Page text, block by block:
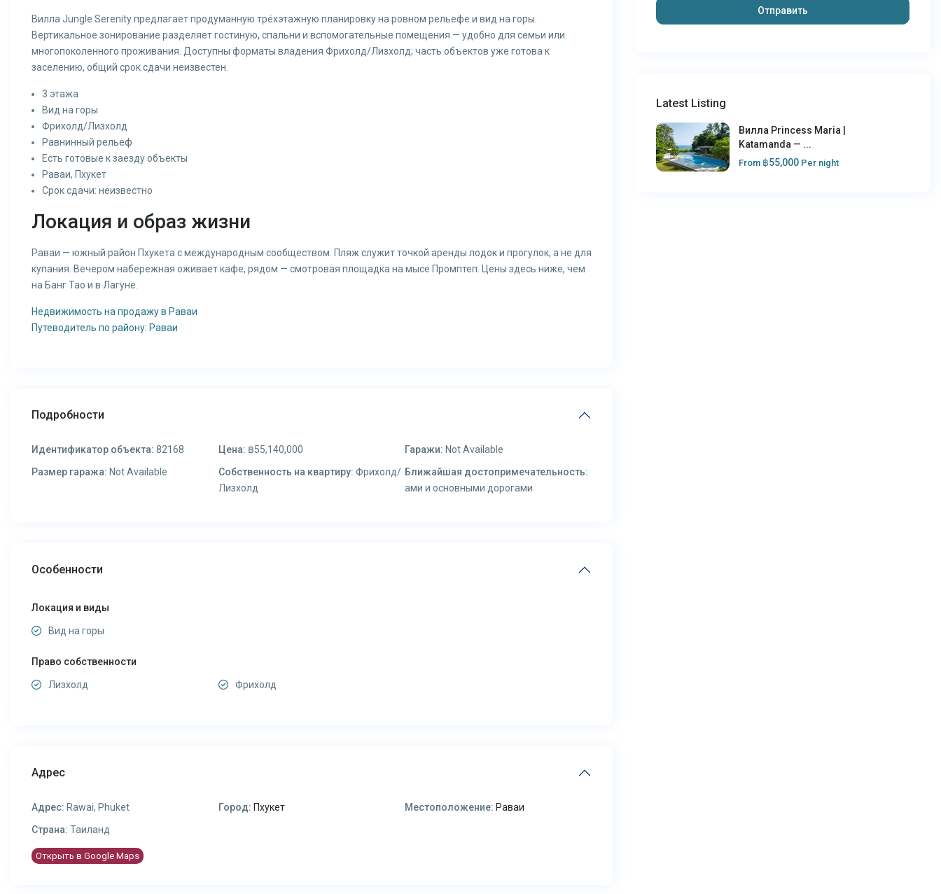
Вилла Jungle Serenity предлагает продуманную трёхэтажную планировку на ровном рельефе и вид на горы.
Вертикальное зонирование разделяет гостиную, спальни и вспомогательные помещения — удобно для семьи или
многопоколенного проживания. Доступны форматы владения Фрихолд/Лизхолд; часть объектов уже готова к
заселению, общий срок сдачи неизвестен.
3 этажа
Вид на горы
Фрихолд/Лизхолд
Равнинный рельеф
Есть готовые к заезду объекты
Раваи, Пхукет
Срок сдачи: неизвестно
Локация и образ жизни
Раваи — южный район Пхукета с международным сообществом. Пляж служит точкой аренды лодок и прогулок, а не для
купания. Вечером набережная оживает кафе, рядом — смотровая площадка на мысе Промптеп. Цены здесь ниже, чем
на Банг Тао и в Лагуне.
Недвижимость на продажу в Раваи
Путеводитель по району: Раваи
Подробности
Идентификатор объекта: 82168 Цена: ฿55,140,000 Гаражи: Not Available
Размер гаража: Not Available Собственность на квартиру: Фрихолд/
Лизхолд
Ближайшая достопримечательность:
ами и основными дорогами
Особенности
Локация и виды
Вид на горы
Право собственности
Лизхолд Фрихолд
Адрес
Адрес: Rawai, Phuket Город: Пхукет Местоположение: Раваи
Страна: Таиланд
Открыть в Google Maps
Latest Listing
Вилла Princess Maria |
Katamanda — ...
From ฿55,000 Per night